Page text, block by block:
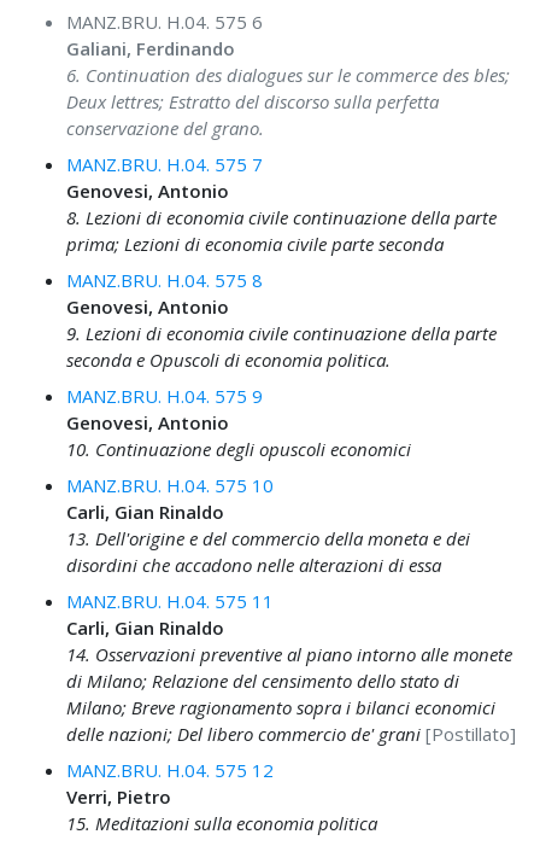
MANZ.BRU. H.04. 575 6
Galiani, Ferdinando
6. Continuation des dialogues sur le commerce des bles;
Deux lettres; Estratto del discorso sulla perfetta
conservazione del grano.
MANZ.BRU. H.04. 575 7
Genovesi, Antonio
8. Lezioni di economia civile continuazione della parte
prima; Lezioni di economia civile parte seconda
MANZ.BRU. H.04. 575 8
Genovesi, Antonio
9. Lezioni di economia civile continuazione della parte
seconda e Opuscoli di economia politica.
MANZ.BRU. H.04. 575 9
Genovesi, Antonio
10. Continuazione degli opuscoli economici
MANZ.BRU. H.04. 575 10
Carli, Gian Rinaldo
13. Dell'origine e del commercio della moneta e dei
disordini che accadono nelle alterazioni di essa
MANZ.BRU. H.04. 575 11
Carli, Gian Rinaldo
14. Osservazioni preventive al piano intorno alle monete
di Milano; Relazione del censimento dello stato di
Milano; Breve ragionamento sopra i bilanci economici
delle nazioni; Del libero commercio de' grani [Postillato]
MANZ.BRU. H.04. 575 12
Verri, Pietro
15. Meditazioni sulla economia politica